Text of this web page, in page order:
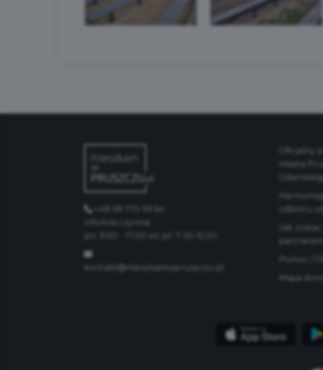
+48 58 775 99 64
Infolinia czynna:
kontakt@mieszkamwpruszczu.pl
Oficjalny
miasta
Gdańskiego
odbioru
Jak zostać
partnerem
Mapa